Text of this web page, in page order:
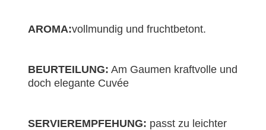
AROMA:vollmundig und fruchtbetont.
BEURTEILUNG: Am Gaumen kraftvolle und
doch elegante Cuvée
SERVIEREMPFEHUNG: passt zu leichter